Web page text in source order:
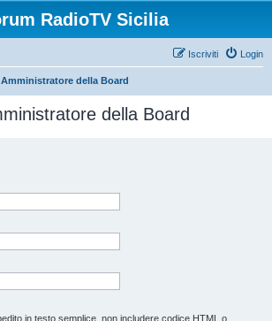
RadioTV Sicilia
Login
Iscriviti
della Board
della Board
in testo semplice, non includere codice HTML o